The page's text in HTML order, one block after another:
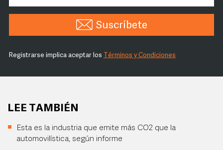
Suscríbete
Registrarse implica aceptar los Términos y Condiciones
LEE TAMBIÉN
Esta es la industria que emite más CO2 que la
automovilística, según informe